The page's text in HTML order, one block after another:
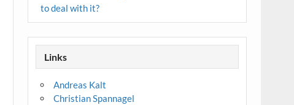
to deal with it?
Links
Andreas Kalt
Christian Spannagel